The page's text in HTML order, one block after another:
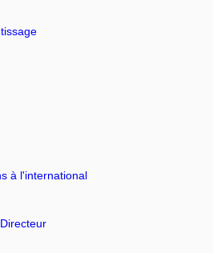
à l'international